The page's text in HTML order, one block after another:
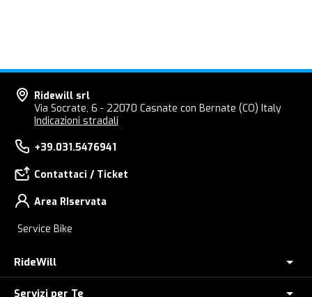
Ridewill srl
Via Socrate, 6 - 22070 Casnate con Bernate (CO) Italy
Indicazioni stradali
+39.031.5476941
Contattaci / Ticket
Area RIservata
Service Bike
RideWill
Servizi per Te